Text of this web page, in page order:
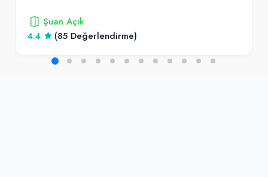
Şuan Açık
4.4
(85 Değerlendirme)